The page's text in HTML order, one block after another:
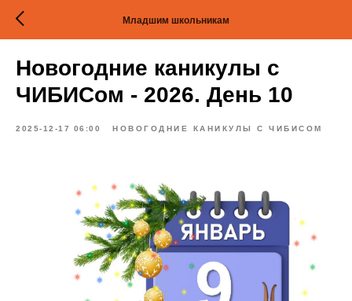
Младшим школьникам
Новогодние каникулы с
ЧИБИСом - 2026. День 10
2025-12-17 06:00 НОВОГОДНИЕ КАНИКУЛЫ С ЧИБИСОМ